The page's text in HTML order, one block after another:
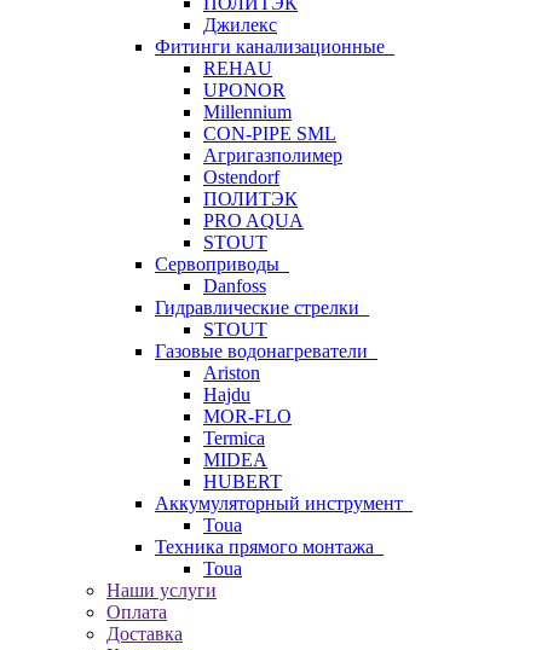
Джилекс
Фитинги канализационные
REHAU
UPONOR
Millennium
CON-PIPE SML
Агригазполимер
Ostendorf
ПОЛИТЭК
PRO AQUA
STOUT
Сервоприводы
Danfoss
Гидравлические стрелки
STOUT
Газовые водонагреватели
Ariston
Hajdu
MOR-FLO
Termica
MIDEA
HUBERT
Аккумуляторный инструмент
Toua
Техника прямого монтажа
Toua
Наши услуги
Оплата
Доставка